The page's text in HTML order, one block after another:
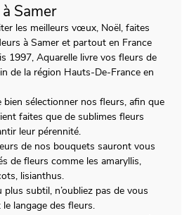
Samer
les meilleurs vœux, Noël, faites
à Samer et partout en France
1997, Aquarelle livre vos fleurs de
de la région Hauts-De-France en
sélectionner nos fleurs, afin que
faites que de sublimes fleurs
leur pérennité.
de nos bouquets sauront vous
de fleurs comme les amaryllis,
lisianthus.
subtil, n’oubliez pas de vous
langage des fleurs.